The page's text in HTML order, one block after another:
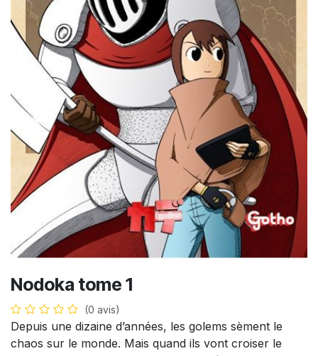
Nodoka tome 1
(0 avis)
Depuis une dizaine d’années, les golems sèment le
chaos sur le monde. Mais quand ils vont croiser le